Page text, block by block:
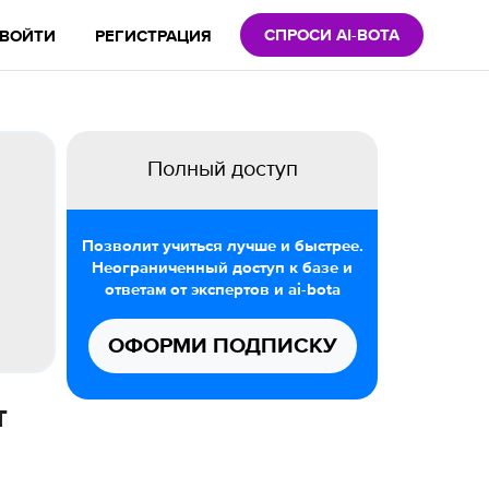
ВОЙТИ РЕГИСТРАЦИЯ СПРОСИ AI-BOTA
Полный доступ
Позволит учиться лучше и быстрее.
Неограниченный доступ к базе и
ответам от экспертов и ai-bota
ОФОРМИ ПОДПИСКУ